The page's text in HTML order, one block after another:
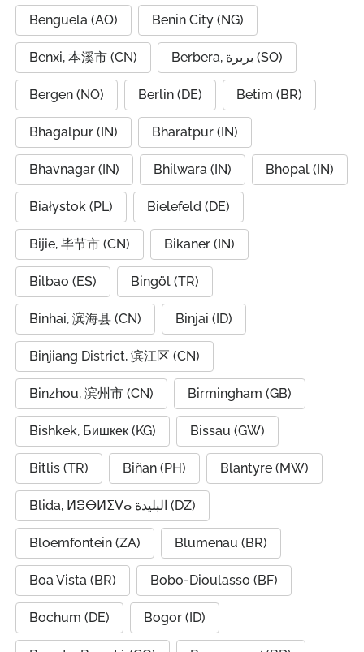
Benguela (AO) Benin City (NG)
Benxi, 本溪市 (CN) Berbera, بربرة (SO)
Bergen (NO) Berlin (DE) Betim (BR)
Bhagalpur (IN) Bharatpur (IN)
Bhavnagar (IN) Bhilwara (IN) Bhopal (IN)
Białystok (PL) Bielefeld (DE)
Bijie, 毕节市 (CN) Bikaner (IN)
Bilbao (ES) Bingöl (TR)
Binhai, 滨海县 (CN) Binjai (ID)
Binjiang District, 滨江区 (CN)
Binzhou, 滨州市 (CN) Birmingham (GB)
Bishkek, Бишкек (KG) Bissau (GW)
Bitlis (TR) Biñan (PH) Blantyre (MW)
Blida, ⵍⴻⴱⵍⵉⴸⴰ البليدة (DZ)
Bloemfontein (ZA) Blumenau (BR)
Boa Vista (BR) Bobo-Dioulasso (BF)
Bochum (DE) Bogor (ID)